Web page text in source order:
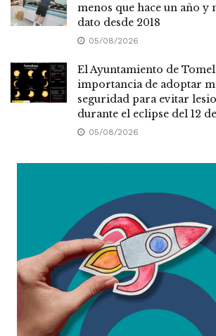
menos que hace un año y
dato desde 2018
05/08/2026
El Ayuntamiento de
importancia de adoptar
seguridad para evitar
durante el eclipse del 12
05/08/2026